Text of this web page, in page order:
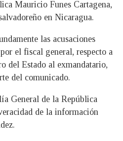
Mauricio Funes Cartagena,
en Nicaragua.
las acusaciones
el fiscal general, respecto a
del Estado al exmandatario,
del comunicado.
General de la República
de la información